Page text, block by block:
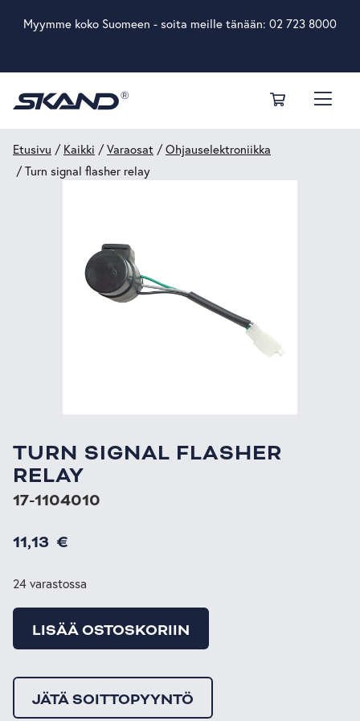
Myymme koko Suomeen - soita meille tänään: 02 723 8000
Etusivu / Kaikki /Varaosat /Ohjauselektroniikka
/ Turn signal flasher relay
TURN SIGNAL FLASHER
RELAY
17-1104010
11,13 €
24 varastossa
LISÄÄ OSTOSKORIIN
JÄTÄ SOITTOPYYNTÖ